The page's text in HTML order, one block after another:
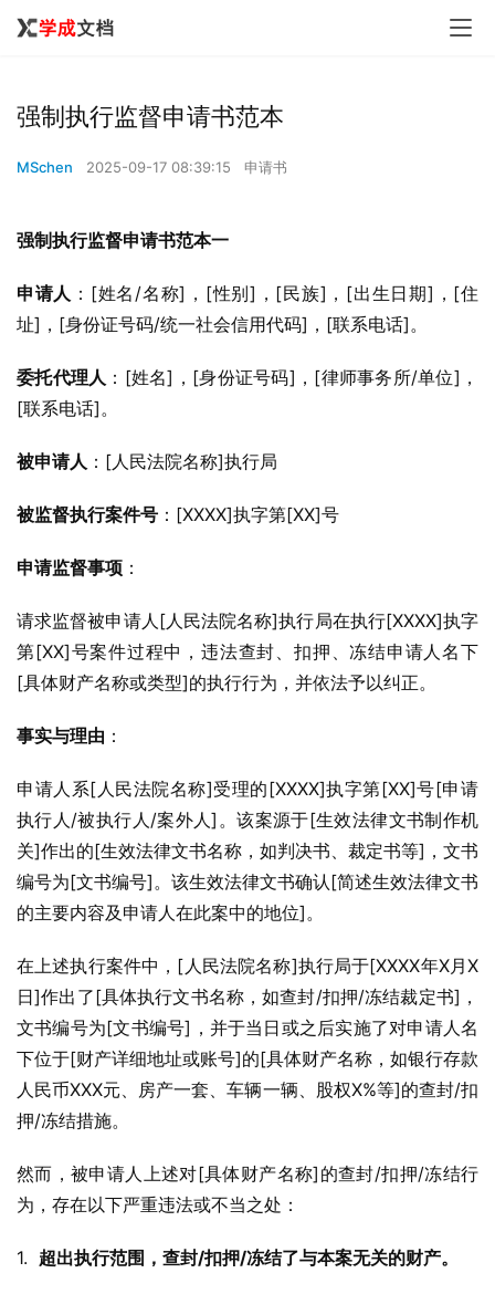
强制执行监督申请书范本
MSchen 2025-09-17 08:39:15 申请书
强制执行监督申请书范本一
申请人 ：[姓名/名称]，[性别]，[民族]，[出生日期]，[住
址]，[身份证号码/统一社会信用代码]，[联系电话]。
委托代理人 ：[姓名]，[身份证号码]，[律师事务所/单位]，
[联系电话]。
被申请人 ：[人民法院名称]执行局
被监督执行案件号 ：[XXXX]执字第[XX]号
申请监督事项 ：
请求监督被申请人[人民法院名称]执行局在执行[XXXX]执字
第[XX]号案件过程中，违法查封、扣押、冻结申请人名下
[具体财产名称或类型]的执行行为，并依法予以纠正。
事实与理由 ：
申请人系[人民法院名称]受理的[XXXX]执字第[XX]号[申请
执行人/被执行人/案外人]。该案源于[生效法律文书制作机
关]作出的[生效法律文书名称，如判决书、裁定书等]，文书
编号为[文书编号]。该生效法律文书确认[简述生效法律文书
的主要内容及申请人在此案中的地位]。
在上述执行案件中，[人民法院名称]执行局于[XXXX年X月X
日]作出了[具体执行文书名称，如查封/扣押/冻结裁定书]，
文书编号为[文书编号]，并于当日或之后实施了对申请人名
下位于[财产详细地址或账号]的[具体财产名称，如银行存款
人民币XXX元、房产一套、车辆一辆、股权X%等]的查封/扣
押/冻结措施。
然而，被申请人上述对[具体财产名称]的查封/扣押/冻结行
为，存在以下严重违法或不当之处：
1. 超出执行范围，查封/扣押/冻结了与本案无关的财产。